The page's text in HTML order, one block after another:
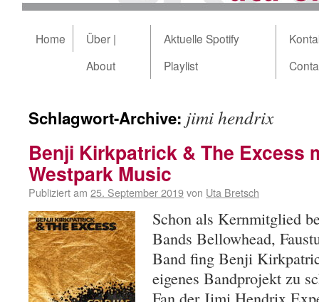
Home
Über |
About
Aktuelle Spotify
Playlist
Schlagwort-Archive: jimi hendrix
Benji Kirkpatrick & The Excess
Westpark Music
Publiziert am 25. September 2019von Uta Bretsch
Schon als Kernmitglied
Bands Bellowhead,
Band fing Benji
eigenes Bandprojekt zu
Fan der Jimi Hendrix